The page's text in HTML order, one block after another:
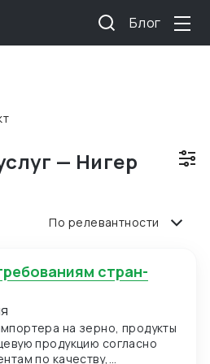
Блог
— Нигер
По релевантности
на зерно, продукты
продукцию согласно
по качеству,